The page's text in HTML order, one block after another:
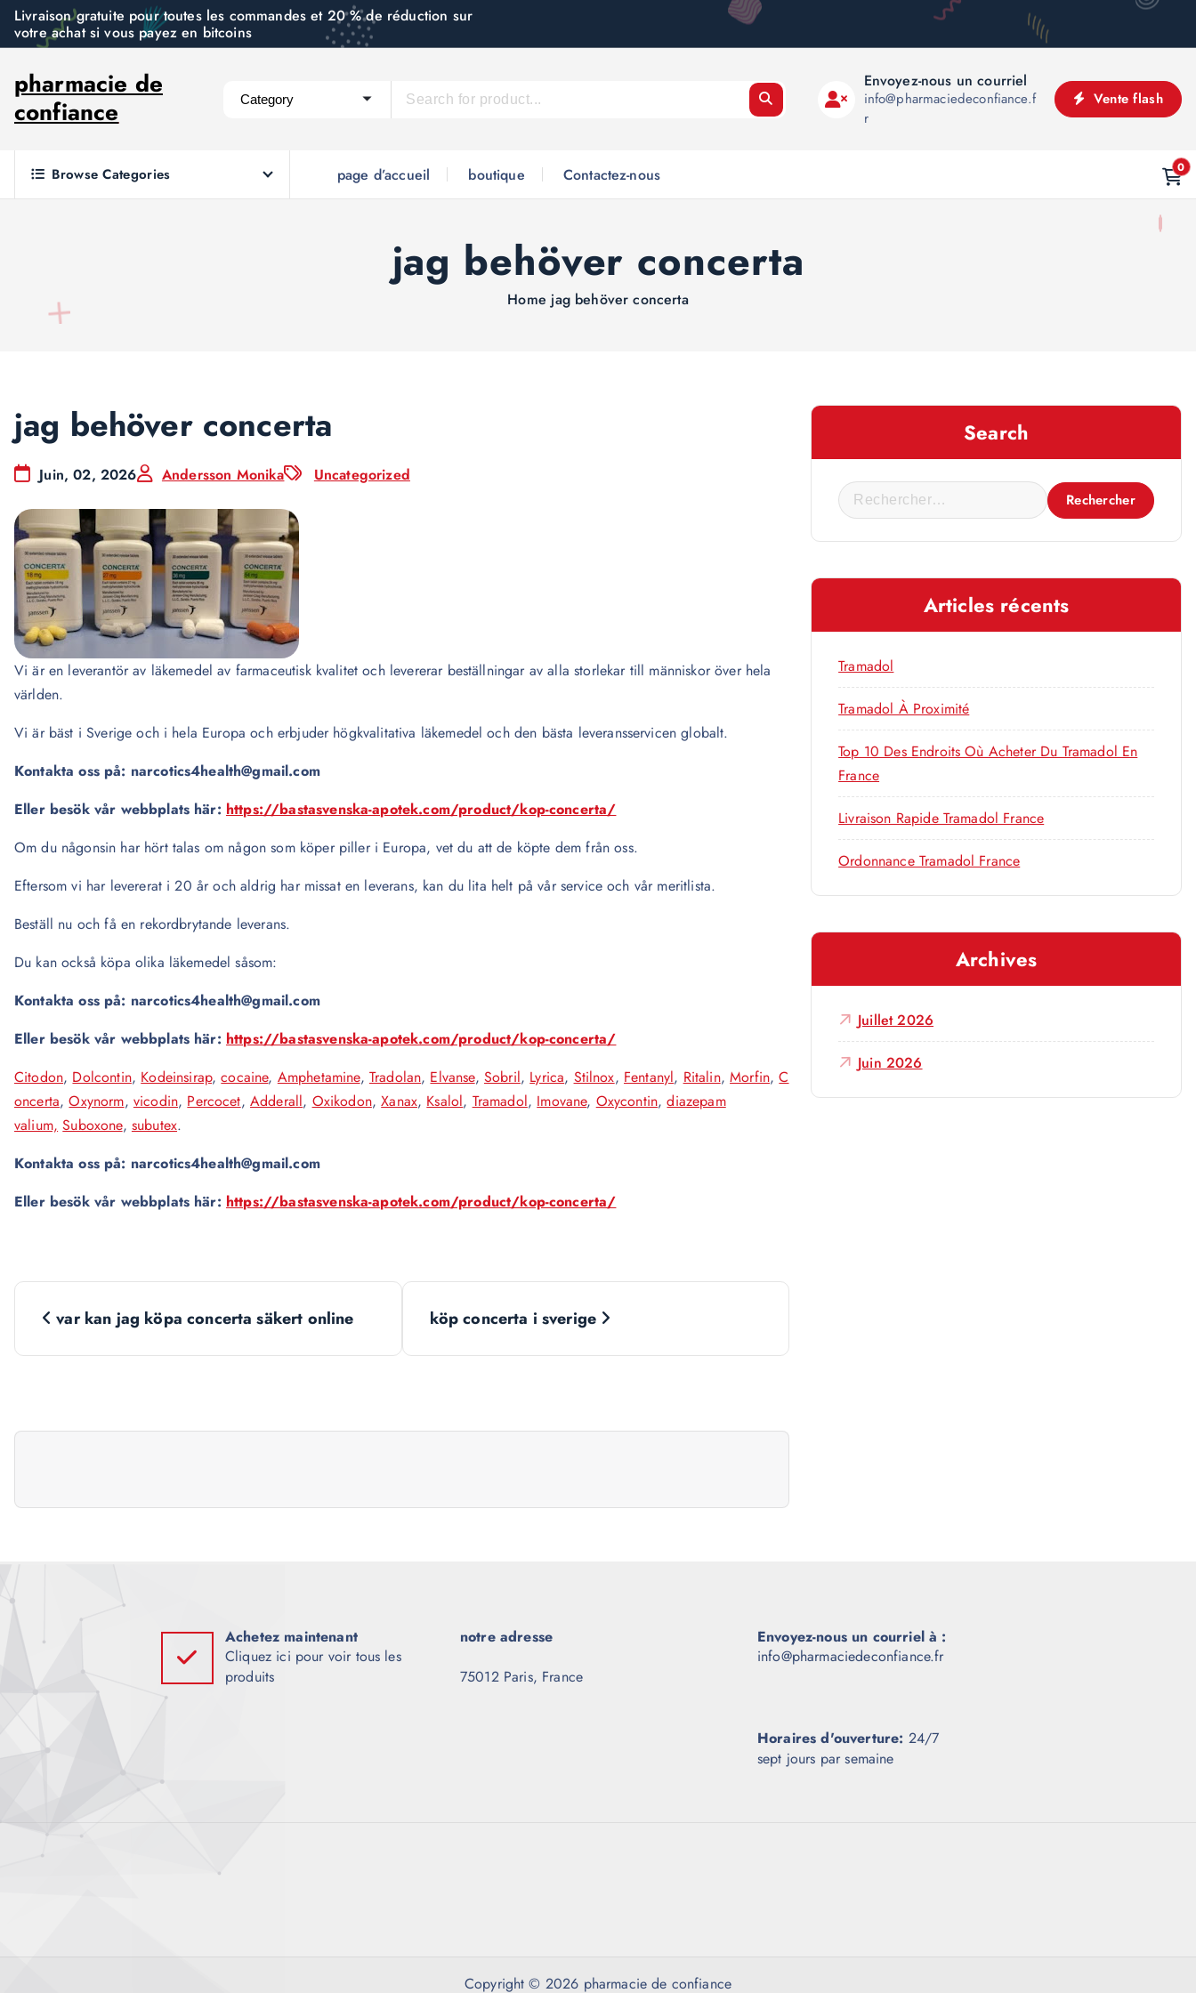
n
Livraison gratuite pour toutes les commandes et 20 % de réduction sur
votre achat si vous payez en bitcoins
pharmacie de
confiance
Envoyez-nous un courriel
info@pharmaciedeconfiance.f
r
Vente flash
Browse Categories page d’accueil boutique Contactez-nous 0
jag behöver concerta
Home jag behöver concerta
jag behöver concerta
Juin, 02, 2026 Andersson Monika Uncategorized
Vi är en leverantör av läkemedel av farmaceutisk kvalitet och levererar beställningar av alla storlekar till människor över hela
världen.
Vi är bäst i Sverige och i hela Europa och erbjuder högkvalitativa läkemedel och den bästa leveransservicen globalt.
Kontakta oss på: narcotics4health@gmail.com
Eller besök vår webbplats här: https://bastasvenska-apotek.com/product/kop-concerta/
Om du någonsin har hört talas om någon som köper piller i Europa, vet du att de köpte dem från oss.
Eftersom vi har levererat i 20 år och aldrig har missat en leverans, kan du lita helt på vår service och vår meritlista.
Beställ nu och få en rekordbrytande leverans.
Du kan också köpa olika läkemedel såsom:
Kontakta oss på: narcotics4health@gmail.com
Eller besök vår webbplats här: https://bastasvenska-apotek.com/product/kop-concerta/
Citodon, Dolcontin, Kodeinsirap,cocaine, Amphetamine, Tradolan, Elvanse, Sobril, Lyrica, Stilnox, Fentanyl, Ritalin,Morfin,C
oncerta,Oxynorm, vicodin, Percocet, Adderall, Oxikodon,Xanax, Ksalol, Tramadol, Imovane, Oxycontin,diazepam
valium, Suboxone, subutex.
Kontakta oss på: narcotics4health@gmail.com
Eller besök vår webbplats här: https://bastasvenska-apotek.com/product/kop-concerta/
N
a
i
g
a
t
i
o
n
’
var kan jag köpa concerta säkert online köp concerta i sverige
Search
R
e
c
c
h
e
r
:
Articles récents
Tramadol
Tramadol À Proximité
Top 10 Des Endroits Où Acheter Du Tramadol En
France
Livraison Rapide Tramadol France
Ordonnance Tramadol France
Archives
Juillet 2026
Juin 2026
Achetez maintenant
Cliquez ici pour voir tous les
produits
notre adresse
75012 Paris, France
Envoyez-nous un courriel à :
info@pharmaciedeconfiance.fr
Horaires d'ouverture: 24/7
sept jours par semaine
Copyright © 2026 pharmacie de confiance